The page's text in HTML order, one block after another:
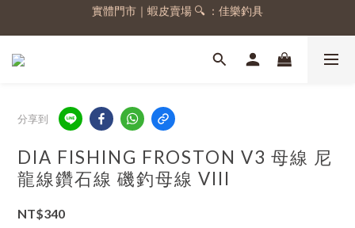
註冊會員，送 50 元購物金
實體門市｜蝦皮賣場 🔍 ：佳樂釣具
註冊會員，送 50 元購物金
分享到
DIA FISHING FROSTON V3 母線 尼
龍線鑽石線 磯釣母線 VIII
NT$340